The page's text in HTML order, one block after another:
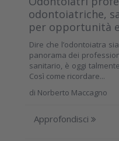
odontoiatriche,
per opportunità
Dire che l’odontoiatra
panorama dei
sanitario, è oggi
Così come ricordare...
di Norberto Maccagno
Approfondisci